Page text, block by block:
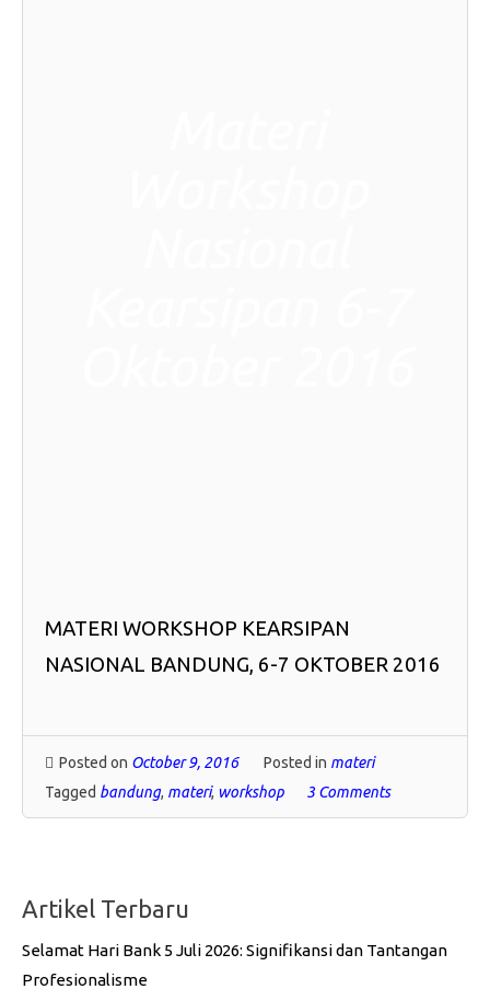
MATERI WORKSHOP KEARSIPAN
NASIONAL BANDUNG, 6-7 OKTOBER 2016
Posted on October 9, 2016 Posted in materi
Tagged bandung, materi, workshop 3 Comments
Artikel Terbaru
Selamat Hari Bank 5 Juli 2026: Signifikansi dan Tantangan
Profesionalisme